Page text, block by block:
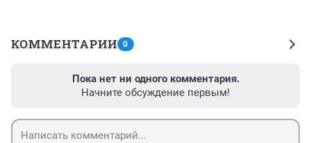
КОММЕНТАРИИ 0
Пока нет ни одного комментария.
Начните обсуждение первым!